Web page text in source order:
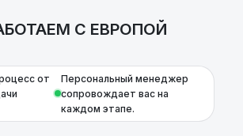
просто доверьте работу
указана без
платежей и расходов.
С ЕВРОПОЙ
от
Персональный менеджер
сопровождает вас на
каждом этапе.